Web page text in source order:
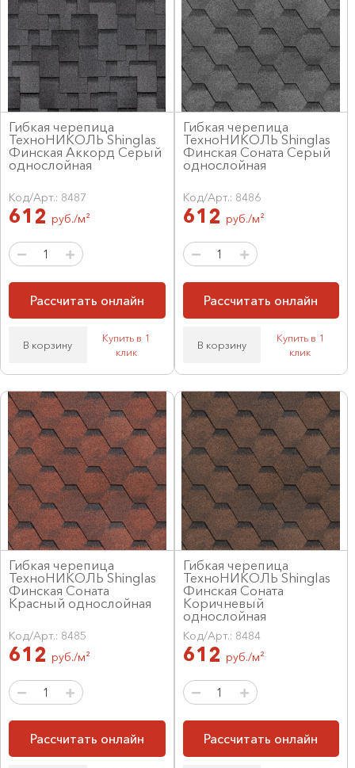
Гибкая черепица
ТехноНИКОЛЬ Shinglas
Финская Аккорд Серый
однослойная
Код/Арт.: 8487
612 руб./м²
Рассчитать онлайн
В корзину
Купить в 1
клик
Гибкая черепица
ТехноНИКОЛЬ Shinglas
Финская Соната Серый
однослойная
Код/Арт.: 8486
612 руб./м²
Рассчитать онлайн
В корзину
Купить в 1
клик
Гибкая черепица
ТехноНИКОЛЬ Shinglas
Финская Соната
Красный однослойная
Код/Арт.: 8485
612 руб./м²
Рассчитать онлайн
Гибкая черепица
ТехноНИКОЛЬ Shinglas
Финская Соната
Коричневый
однослойная
Код/Арт.: 8484
612 руб./м²
Рассчитать онлайн